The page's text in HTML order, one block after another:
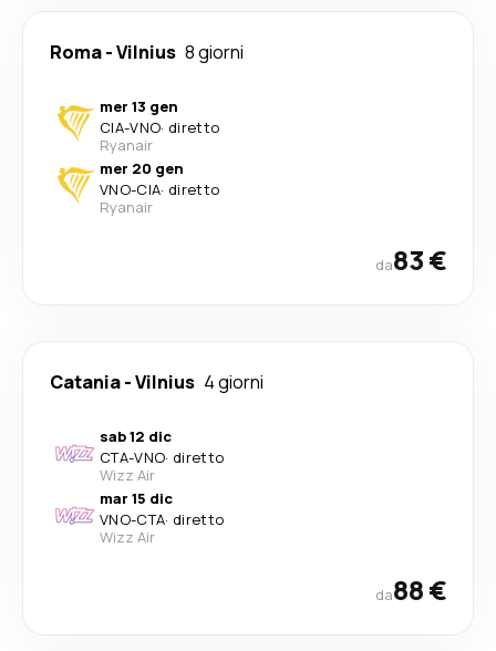
Roma-Vilnius 8 giorni
mer 13 gen
CIA-VNO· diretto
Ryanair
mer 20 gen
VNO-CIA· diretto
Ryanair
da83 €
Catania-Vilnius 4 giorni
sab 12 dic
CTA-VNO· diretto
Wizz Air
mar 15 dic
VNO-CTA· diretto
Wizz Air
da88 €